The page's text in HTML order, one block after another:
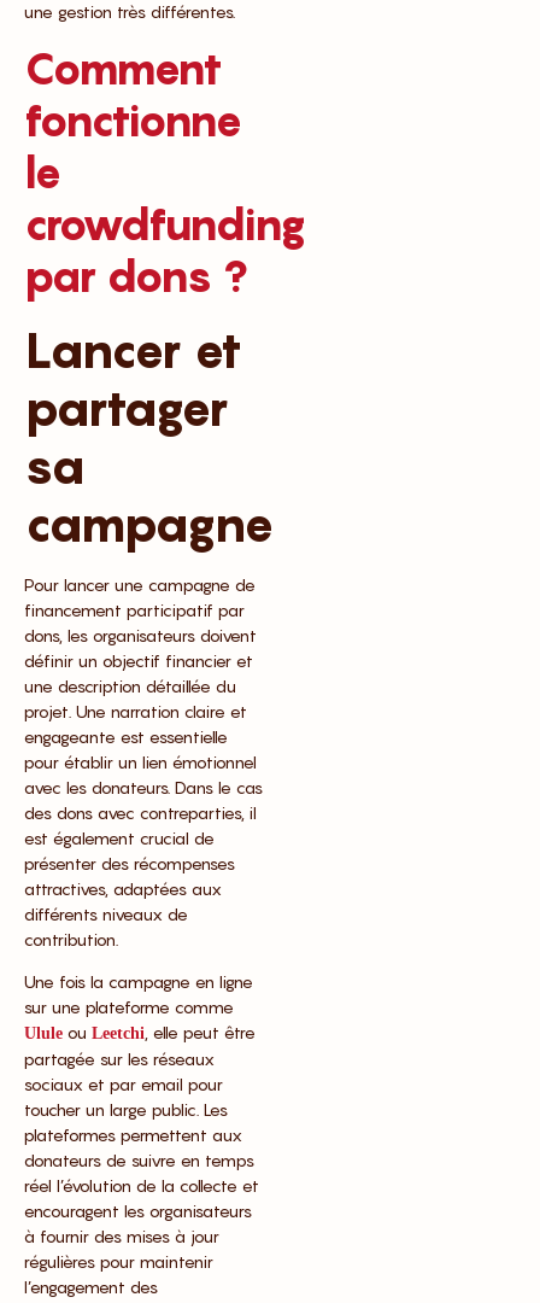
une gestion très différentes.
Comment
fonctionne
le
crowdfunding
par dons ?
Lancer et
partager
sa
campagne
Pour lancer une campagne de
financement participatif par
dons, les organisateurs doivent
définir un objectif financier et
une description détaillée du
projet. Une narration claire et
engageante est essentielle
pour établir un lien émotionnel
avec les donateurs. Dans le cas
des dons avec contreparties, il
est également crucial de
présenter des récompenses
attractives, adaptées aux
différents niveaux de
contribution.
Une fois la campagne en ligne
sur une plateforme comme
Ulule ou Leetchi , elle peut être
partagée sur les réseaux
sociaux et par email pour
toucher un large public. Les
plateformes permettent aux
donateurs de suivre en temps
réel l’évolution de la collecte et
encouragent les organisateurs
à fournir des mises à jour
régulières pour maintenir
l’engagement des